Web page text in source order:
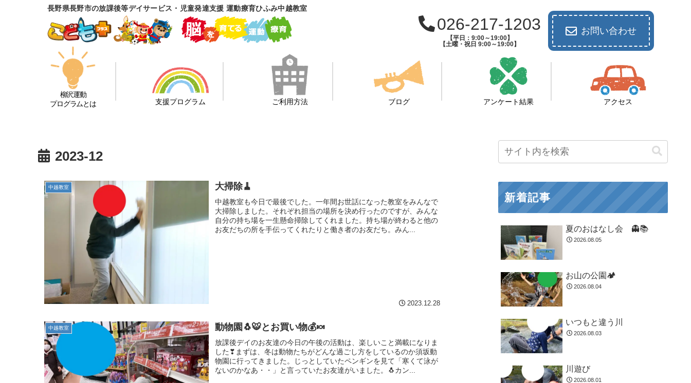
長野県長野市の放課後等デイサービス・児童発達支援 運動療育ひふみ中越教室
026-217-1203
【平日：9:00～19:00】
【土曜・祝日 9:00～19:00】
お問い合わせ
柳沢運動
プログラムとは
支援プログラム ご利用方法 ブログ アンケート結果 アクセス
2023-12
中越教室 大掃除🧹
中越教室も今日で最後でした。一年間お世話になった教室をみんなで
大掃除しました。それぞれ担当の場所を決め行ったのですが、みんな
自分の持ち場を一生懸命掃除してくれました。持ち場が終わると他の
お友だちの所を手伝ってくれたりと働き者のお友だち。みん...
2023.12.28
中越教室 動物園🐧🐯とお買い物💰🍬
放課後デイのお友達の今日の午後の活動は、楽しいこと満載になりま
した❣まずは、冬は動物たちがどんな過ごし方をしているのか須坂動
物園に行ってきました。じっとしていたペンギンを見て「寒くて泳が
ないのかなあ・・」と言っていたお友達がいました。🐧カン...
新着記事
夏のおはなし会 👻📚️
2026.08.05
お山の公園🏕️
2026.08.04
いつもと違う川
2026.08.03
川遊び
2026.08.01